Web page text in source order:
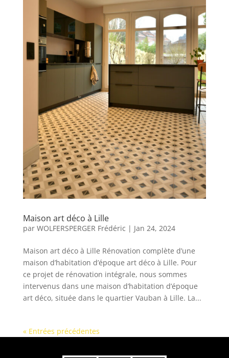
Maison art déco à Lille
par WOLFERSPERGER Frédéric | Jan 24, 2024
Maison art déco à Lille Rénovation complète d’une
maison d’habitation d’époque art déco à Lille. Pour
ce projet de rénovation intégrale, nous sommes
intervenus dans une maison d’habitation d’époque
art déco, située dans le quartier Vauban à Lille. La...
« Entrées précédentes